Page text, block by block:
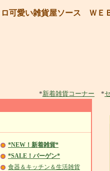
ロ可愛い雑貨屋ソース ＷＥ
*新着雑貨コーナー *
*NEW！新着雑貨*
*SALE！バーゲン*
食器＆キッチン＆生活雑貨